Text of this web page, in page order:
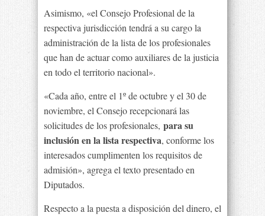
Asimismo, «el Consejo Profesional de la
respectiva jurisdicción tendrá a su cargo la
administración de la lista de los profesionales
que han de actuar como auxiliares de la justicia
en todo el territorio nacional».
«Cada año, entre el 1º de octubre y el 30 de
noviembre, el Consejo recepcionará las
solicitudes de los profesionales, para su
inclusión en la lista respectiva, conforme los
interesados cumplimenten los requisitos de
admisión», agrega el texto presentado en
Diputados.
Respecto a la puesta a disposición del dinero, el